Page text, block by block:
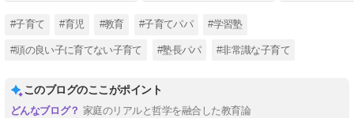
#子育て #育児 #教育 #子育てパパ #学習塾
#頭の良い子に育てない子育て #塾長パパ #非常識な子育て
このブログのここがポイント
家庭のリアルと哲学を融合した教育論